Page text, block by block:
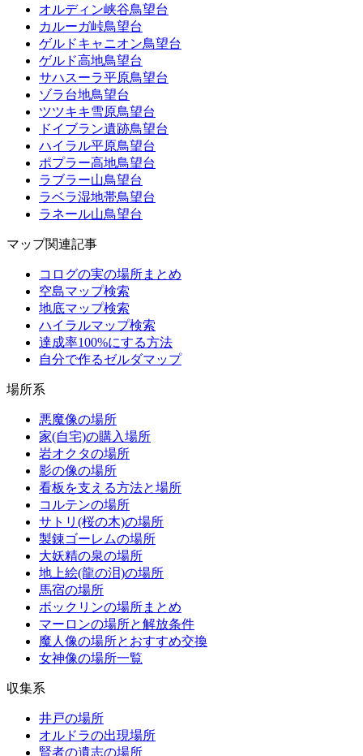
オルディン峡谷鳥望台
カルーガ峠鳥望台
ゲルドキャニオン鳥望台
ゲルド高地鳥望台
サハスーラ平原鳥望台
ゾラ台地鳥望台
ツツキキ雪原鳥望台
ドイブラン遺跡鳥望台
ハイラル平原鳥望台
ポプラー高地鳥望台
ラブラー山鳥望台
ラベラ湿地帯鳥望台
ラネール山鳥望台
マップ関連記事
コログの実の場所まとめ
空島マップ検索
地底マップ検索
ハイラルマップ検索
達成率100%にする方法
自分で作るゼルダマップ
場所系
悪魔像の場所
家(自宅)の購入場所
岩オクタの場所
影の像の場所
看板を支える方法と場所
コルテンの場所
サトリ(桜の木)の場所
製錬ゴーレムの場所
大妖精の泉の場所
地上絵(龍の泪)の場所
馬宿の場所
ボックリンの場所まとめ
マーロンの場所と解放条件
魔人像の場所とおすすめ交換
女神像の場所一覧
収集系
井戸の場所
オルドラの出現場所
賢者の遺志の場所